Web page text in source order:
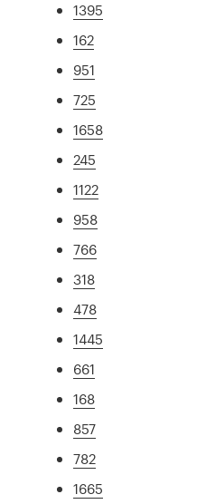
1395
162
951
725
1658
245
1122
958
766
318
478
1445
661
168
857
782
1665